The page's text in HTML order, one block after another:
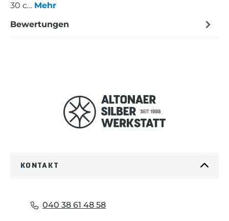
30 c… Mehr
Bewertungen
KONTAKT
040 38 61 48 58